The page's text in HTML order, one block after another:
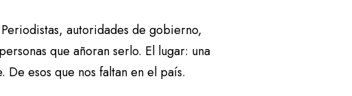
autoridades de gobierno,
que añoran serlo. El lugar: una
esos que nos faltan en el país.